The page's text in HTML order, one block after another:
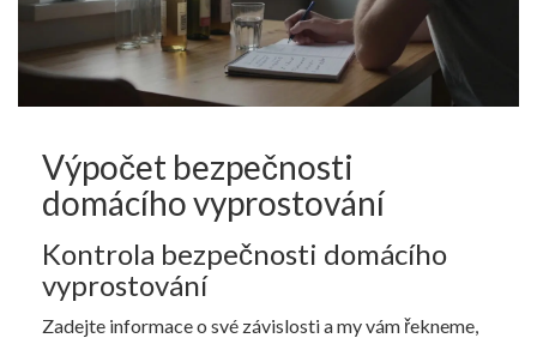
Výpočet bezpečnosti
domácího vyprostování
Kontrola bezpečnosti domácího
vyprostování
Zadejte informace o své závislosti a my vám řekneme,